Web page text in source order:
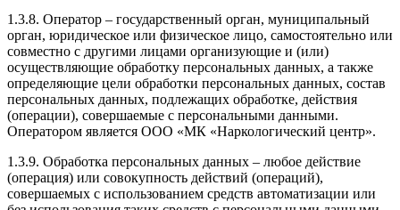
1.3.8. Оператор – государственный орган, муниципальный
орган, юридическое или физическое лицо, самостоятельно или
совместно с другими лицами организующие и (или)
осуществляющие обработку персональных данных, а также
определяющие цели обработки персональных данных, состав
персональных данных, подлежащих обработке, действия
(операции), совершаемые с персональными данными.
Оператором является ООО «МК «Наркологический центр».
1.3.9. Обработка персональных данных – любое действие
(операция) или совокупность действий (операций),
совершаемых с использованием средств автоматизации или